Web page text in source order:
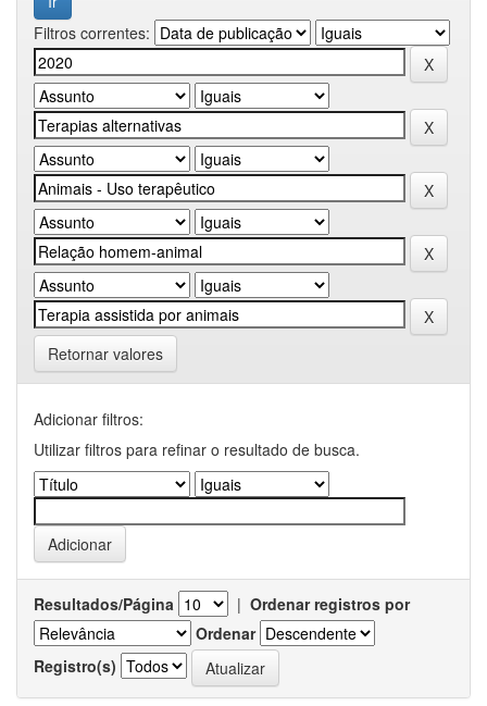
Filtros correntes:
Retornar valores
Adicionar filtros:
Utilizar filtros para refinar o resultado de busca.
Resultados/Página | Ordenar registros por
Ordenar
Registro(s)